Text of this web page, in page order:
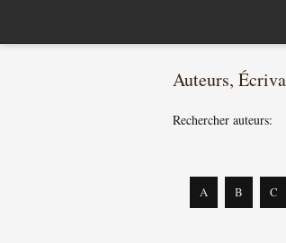
Auteurs,
Rechercher auteurs:
A B C